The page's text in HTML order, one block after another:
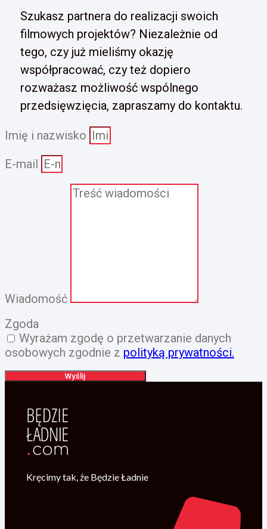
Szukasz partnera do realizacji swoich
filmowych projektów? Niezależnie od
tego, czy już mieliśmy okazję
współpracować, czy też dopiero
rozważasz możliwość wspólnego
przedsięwzięcia, zapraszamy do kontaktu.
Imię i nazwisko
E-mail
Wiadomość
Zgoda
Wyrażam zgodę o przetwarzanie danych
osobowych zgodnie z polityką prywatności.
Wyślij
Kręcimy tak, że Będzie Ładnie